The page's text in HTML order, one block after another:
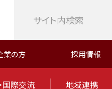
業の方 採用情報
国際交流 地域連携